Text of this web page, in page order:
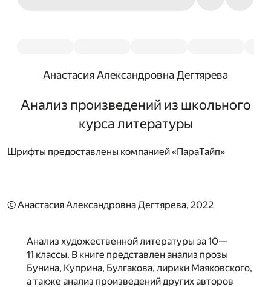
Анастасия Александровна Дегтярева
Анализ произведений из школьного
курса литературы
Шрифты предоставлены компанией «ПараТайп»
© Анастасия Александровна Дегтярева, 2022
Анализ художественной литературы за 10—
11 классы. В книге представлен анализ прозы
Бунина, Куприна, Булгакова, лирики Маяковского,
а также анализ произведений других авторов